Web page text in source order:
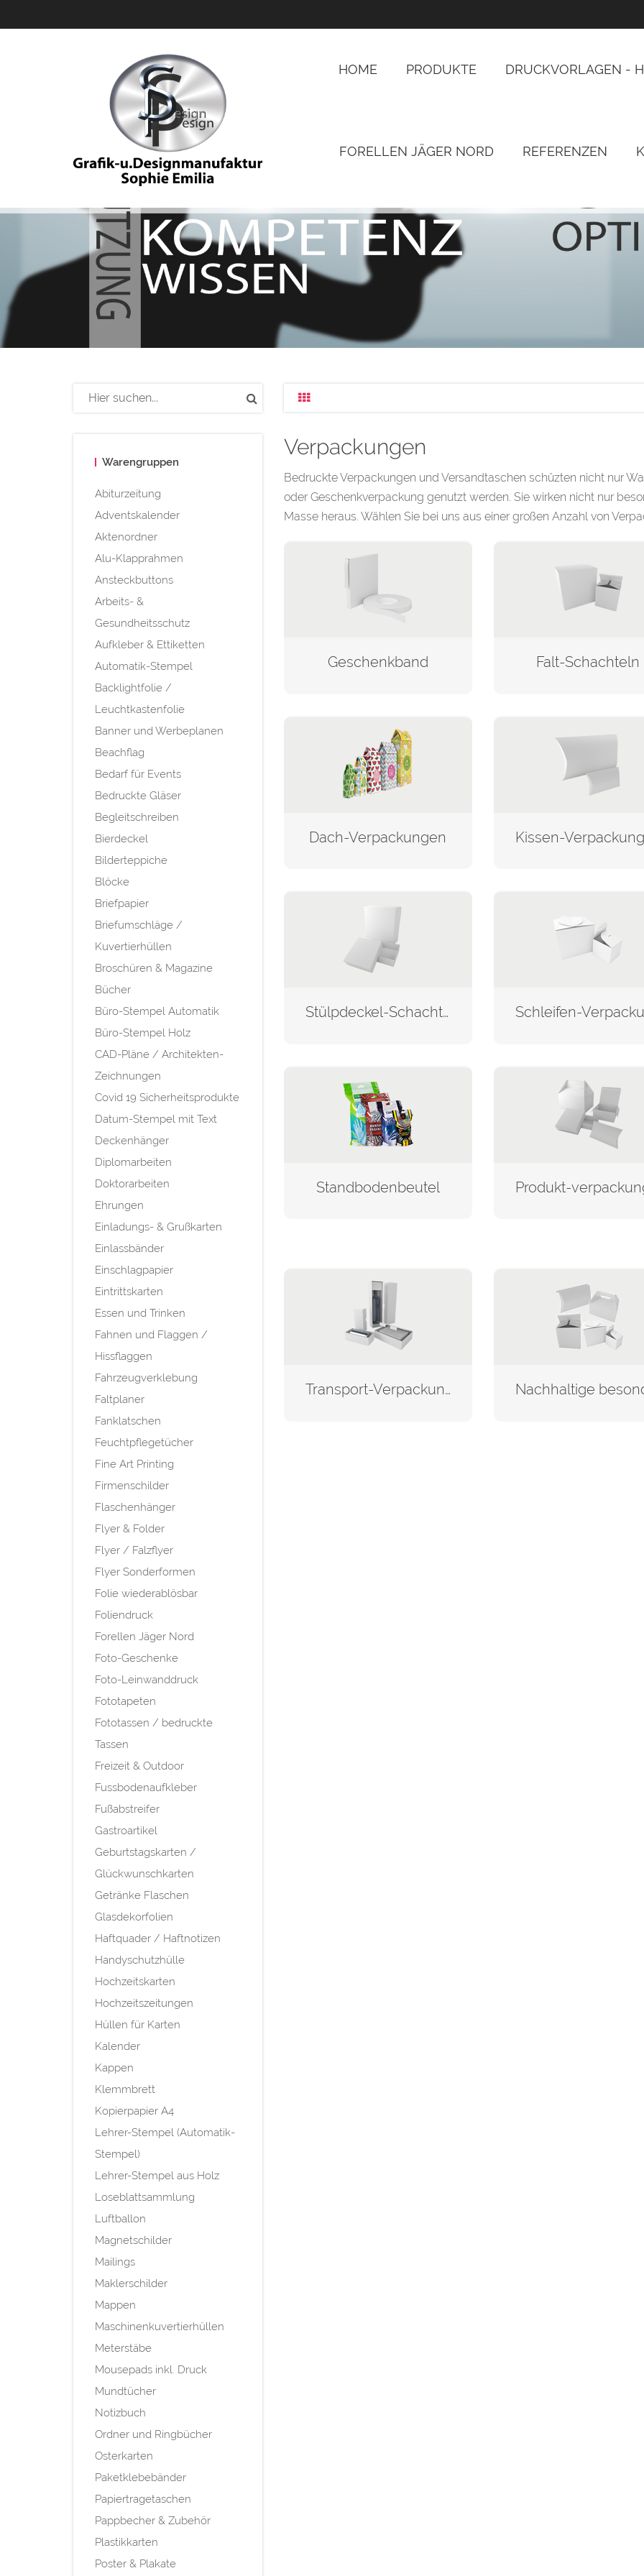
HOME PRODUKTE DRUCKVORLAGEN -
FORELLEN JÄGER NORD REFERENZEN
Warengruppen
Abiturzeitung
Adventskalender
Aktenordner
Alu-Klapprahmen
Ansteckbuttons
Arbeits- &
Gesundheitsschutz
Aufkleber & Ettiketten
Automatik-Stempel
Backlightfolie /
Leuchtkastenfolie
Banner und Werbeplanen
Beachflag
Bedarf für Events
Bedruckte Gläser
Begleitschreiben
Bierdeckel
Bilderteppiche
Blöcke
Briefpapier
Briefumschläge /
Kuvertierhüllen
Broschüren & Magazine
Bücher
Büro-Stempel Automatik
Büro-Stempel Holz
CAD-Pläne / Architekten-
Zeichnungen
Covid 19 Sicherheitsprodukte
Datum-Stempel mit Text
Deckenhänger
Diplomarbeiten
Doktorarbeiten
Ehrungen
Einladungs- & Grußkarten
Einlassbänder
Einschlagpapier
Eintrittskarten
Essen und Trinken
Fahnen und Flaggen /
Hissflaggen
Fahrzeugverklebung
Faltplaner
Fanklatschen
Feuchtpflegetücher
Fine Art Printing
Firmenschilder
Flaschenhänger
Flyer & Folder
Flyer / Falzflyer
Flyer Sonderformen
Folie wiederablösbar
Foliendruck
Forellen Jäger Nord
Foto-Geschenke
Foto-Leinwanddruck
Fototapeten
Fototassen / bedruckte
Tassen
Freizeit & Outdoor
Fussbodenaufkleber
Fußabstreifer
Gastroartikel
Geburtstagskarten /
Glückwunschkarten
Getränke Flaschen
Glasdekorfolien
Haftquader / Haftnotizen
Handyschutzhülle
Hochzeitskarten
Hochzeitszeitungen
Hüllen für Karten
Kalender
Kappen
Klemmbrett
Kopierpapier A4
Lehrer-Stempel (Automatik-
Stempel)
Lehrer-Stempel aus Holz
Loseblattsammlung
Luftballon
Magnetschilder
Mailings
Maklerschilder
Mappen
Maschinenkuvertierhüllen
Meterstäbe
Mousepads inkl. Druck
Mundtücher
Notizbuch
Ordner und Ringbücher
Osterkarten
Paketklebebänder
Papiertragetaschen
Pappbecher & Zubehör
Plastikkarten
Poster & Plakate
Verpackungen
Bedruckte Verpackungen und Versandtaschen schüzten nicht nur
oder Geschenkverpackung genutzt werden. Sie wirken nicht nur
Masse heraus. Wählen Sie bei uns aus einer großen Anzahl von
Geschenkband Falt-Schachteln
Dach-Verpackungen
Stülpdeckel-Schachteln
Standbodenbeutel
Transport-Verpackungen